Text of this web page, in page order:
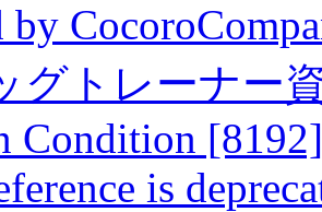
by
グトレーナー
Condition
is